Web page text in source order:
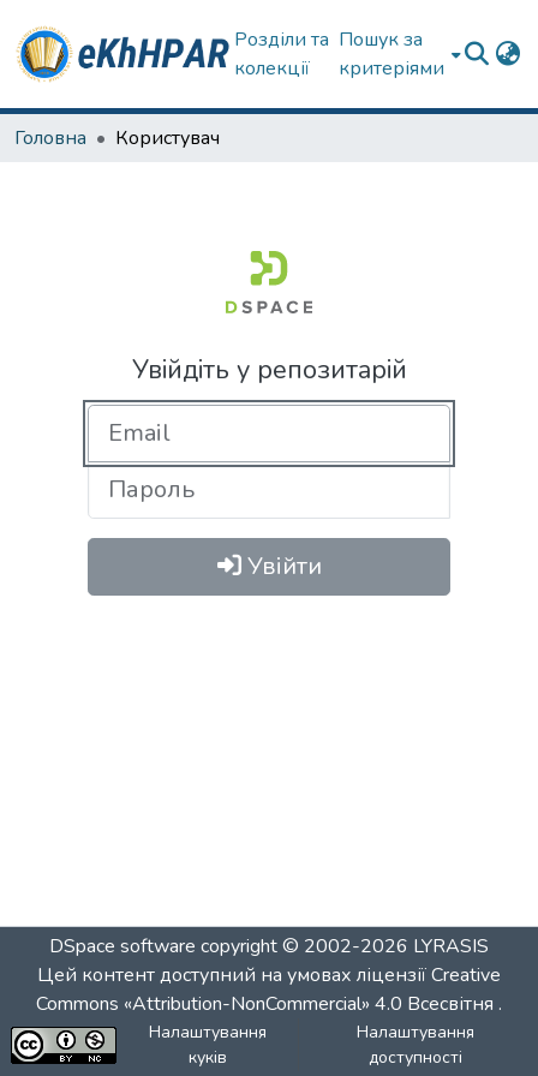
Розділи та
колекції
Пошук за
критеріями
Головна Користувач
Увійдіть у репозитарій
Увійти
DSpace software copyright © 2002-2026 LYRASIS
Цей контент доступний на умовах ліцензіїCreative
Commons «Attribution-NonCommercial» 4.0 Всесвітня .
Налаштування
куків
Налаштування
доступності